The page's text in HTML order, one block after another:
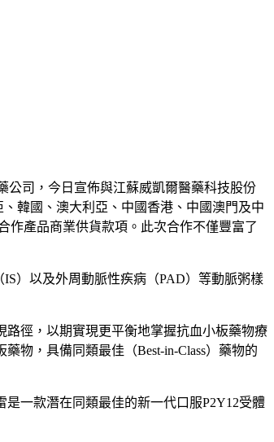
公司，今日宣佈與江蘇威凱爾醫藥科技股份
韓國、澳大利亞、中國香港、中國澳門及中
作產品商業供貨款項。此次合作不僅豐富了
）以及外周動脈性疾病（PAD）等動脈粥樣
徑，以期實現更平衡地掌握抗血小板藥物療
物，具備同類最佳（Best-in-Class）藥物的
一款潛在同類最佳的新一代口服P2Y12受體